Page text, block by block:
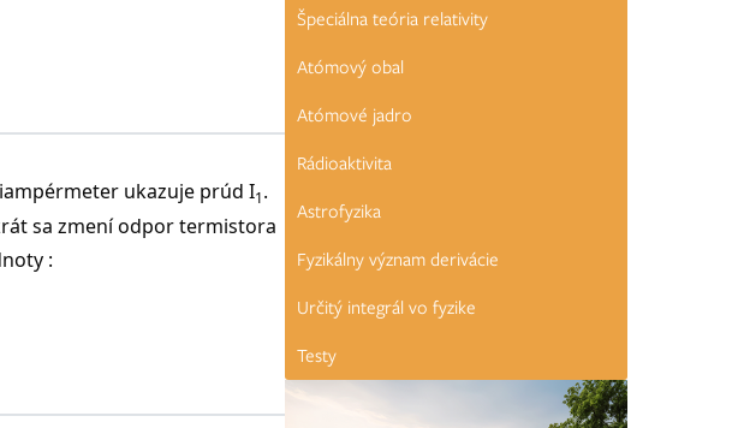
ukazuje prúd I1.
sa zmení odpor termistora
:
Špeciálna teória relativity
Atómový obal
Atómové jadro
Rádioaktivita
Astrofyzika
Fyzikálny význam derivácie
Určitý integrál vo fyzike
Testy